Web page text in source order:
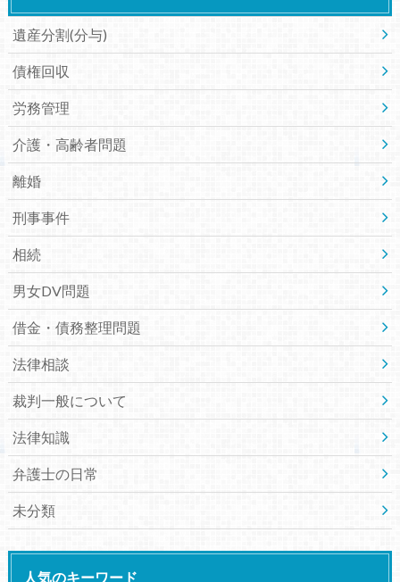
遺産分割(分与)
債権回収
労務管理
介護・高齢者問題
離婚
刑事事件
相続
男女DV問題
借金・債務整理問題
法律相談
裁判一般について
法律知識
弁護士の日常
未分類
人気のキーワード